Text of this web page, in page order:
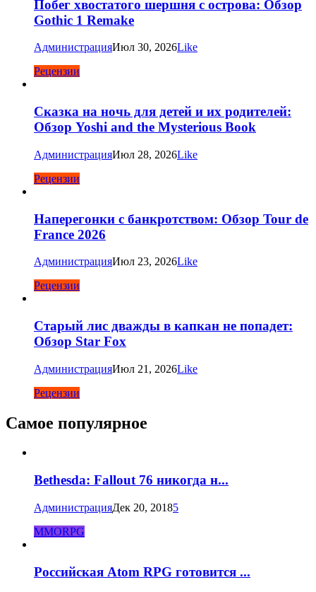
Побег хвостатого шершня с острова: Обзор
Gothic 1 Remake
АдминистрацияИюл 30, 2026Like
Рецензии
Сказка на ночь для детей и их родителей:
Обзор Yoshi and the Mysterious Book
АдминистрацияИюл 28, 2026Like
Рецензии
Наперегонки с банкротством: Обзор Tour de
France 2026
АдминистрацияИюл 23, 2026Like
Рецензии
Старый лис дважды в капкан не попадет:
Обзор Star Fox
АдминистрацияИюл 21, 2026Like
Рецензии
Самое популярное
Bethesda: Fallout 76 никогда н...
АдминистрацияДек 20, 20185
MMORPG
Российская Atom RPG готовится ...